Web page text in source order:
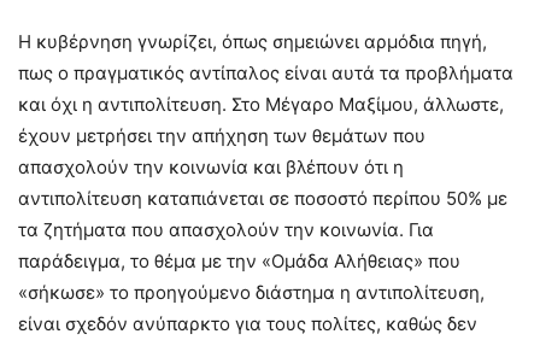
Η κυβέρνηση γνωρίζει, όπως σημειώνει αρμόδια πηγή,
πως ο πραγματικός αντίπαλος είναι αυτά τα προβλήματα
και όχι η αντιπολίτευση. Στο Μέγαρο Μαξίμου, άλλωστε,
έχουν μετρήσει την απήχηση των θεμάτων που
απασχολούν την κοινωνία και βλέπουν ότι η
αντιπολίτευση καταπιάνεται σε ποσοστό περίπου 50% με
τα ζητήματα που απασχολούν την κοινωνία. Για
παράδειγμα, το θέμα με την «Ομάδα Αλήθειας» που
«σήκωσε» το προηγούμενο διάστημα η αντιπολίτευση,
είναι σχεδόν ανύπαρκτο για τους πολίτες, καθώς δεν